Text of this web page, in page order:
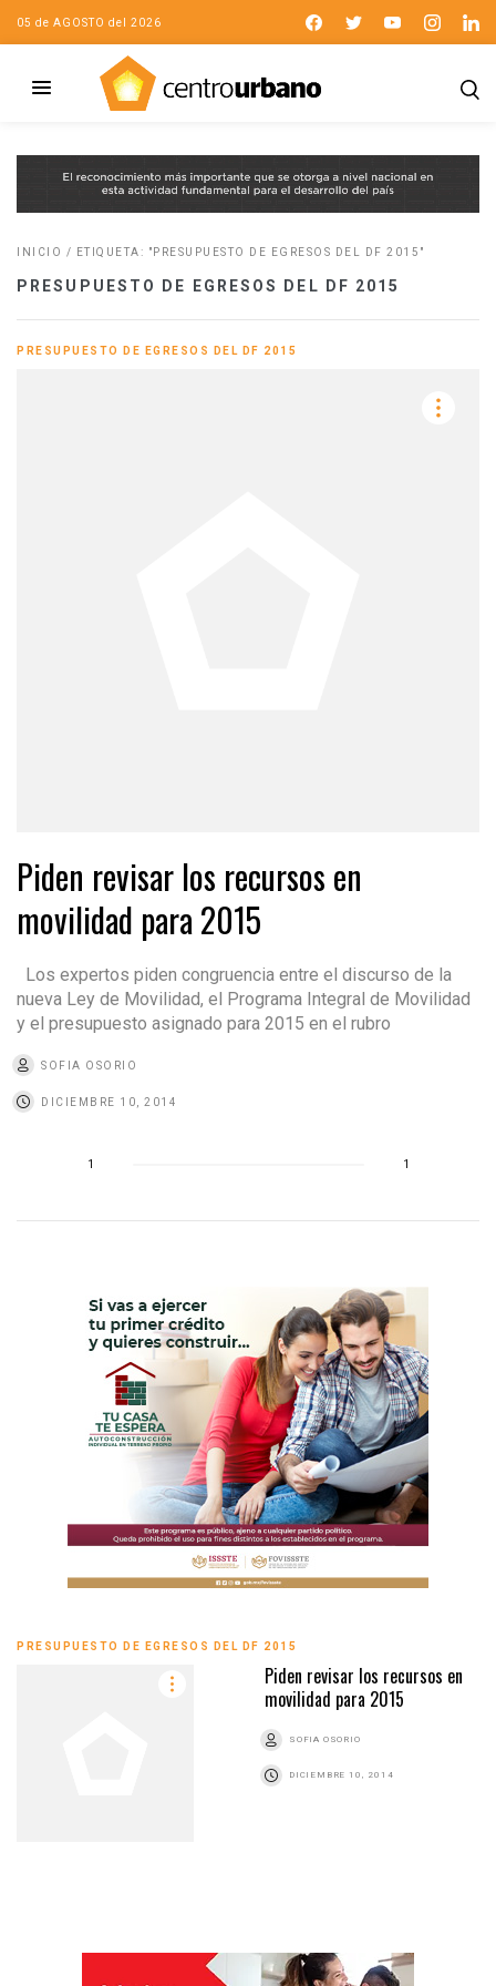
05 de AGOSTO del 2026
INICIO / ETIQUETA: "PRESUPUESTO DE EGRESOS DEL DF 2015"
PRESUPUESTO DE EGRESOS DEL DF 2015
PRESUPUESTO DE EGRESOS DEL DF 2015
Piden revisar los recursos en
movilidad para 2015
Los expertos piden congruencia entre el discurso de la
nueva Ley de Movilidad, el Programa Integral de Movilidad
y el presupuesto asignado para 2015 en el rubro
SOFIA OSORIO
DICIEMBRE 10, 2014
1 1
PRESUPUESTO DE EGRESOS DEL DF 2015
Piden revisar los recursos en
movilidad para 2015
SOFIA OSORIO
DICIEMBRE 10, 2014